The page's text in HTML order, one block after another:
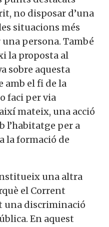
en la gent
punts destacats
no disposar
de les situacions
una persona.
la
Catalunya sobre
decaure amb el fi
i ho faci per via
mateix, una
amb l’habitatge
a la formació
una altra